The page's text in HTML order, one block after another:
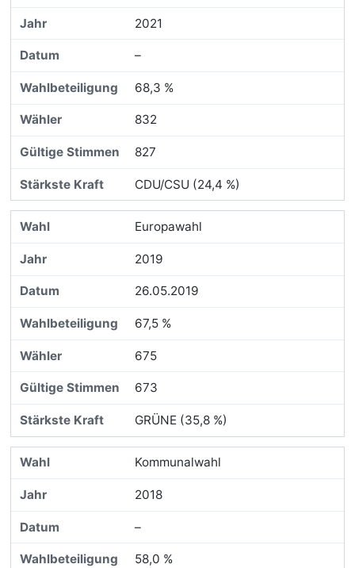
2021
–
68,3 %
832
827
CDU/CSU (24,4 %)
Europawahl
2019
26.05.2019
67,5 %
675
673
GRÜNE (35,8 %)
Kommunalwahl
2018
–
58,0 %